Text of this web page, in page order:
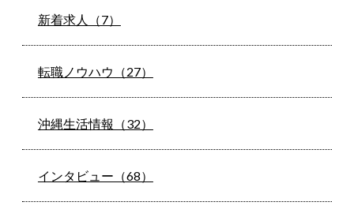
新着求人（7）
転職ノウハウ（27）
沖縄生活情報（32）
インタビュー（68）